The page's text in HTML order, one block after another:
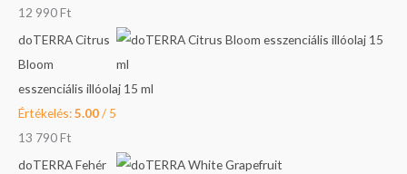
z
ő
r
:
7
1
3
9
9
F
12 990Ft
doTERRA Citrus
Bloom
esszenciális illóolaj 15 ml
Értékelés:5.00/ 5
13 790Ft
doTERRA Fehér